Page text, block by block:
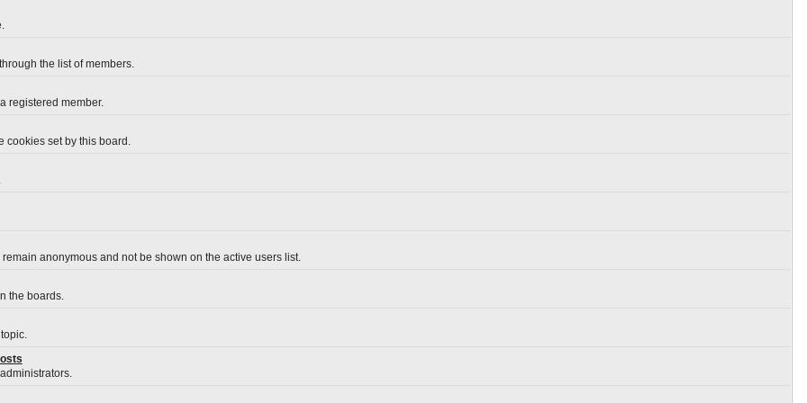
the list of members.
registered member.
cookies set by this board.
anonymous and not be shown on the active users list.
the boards.